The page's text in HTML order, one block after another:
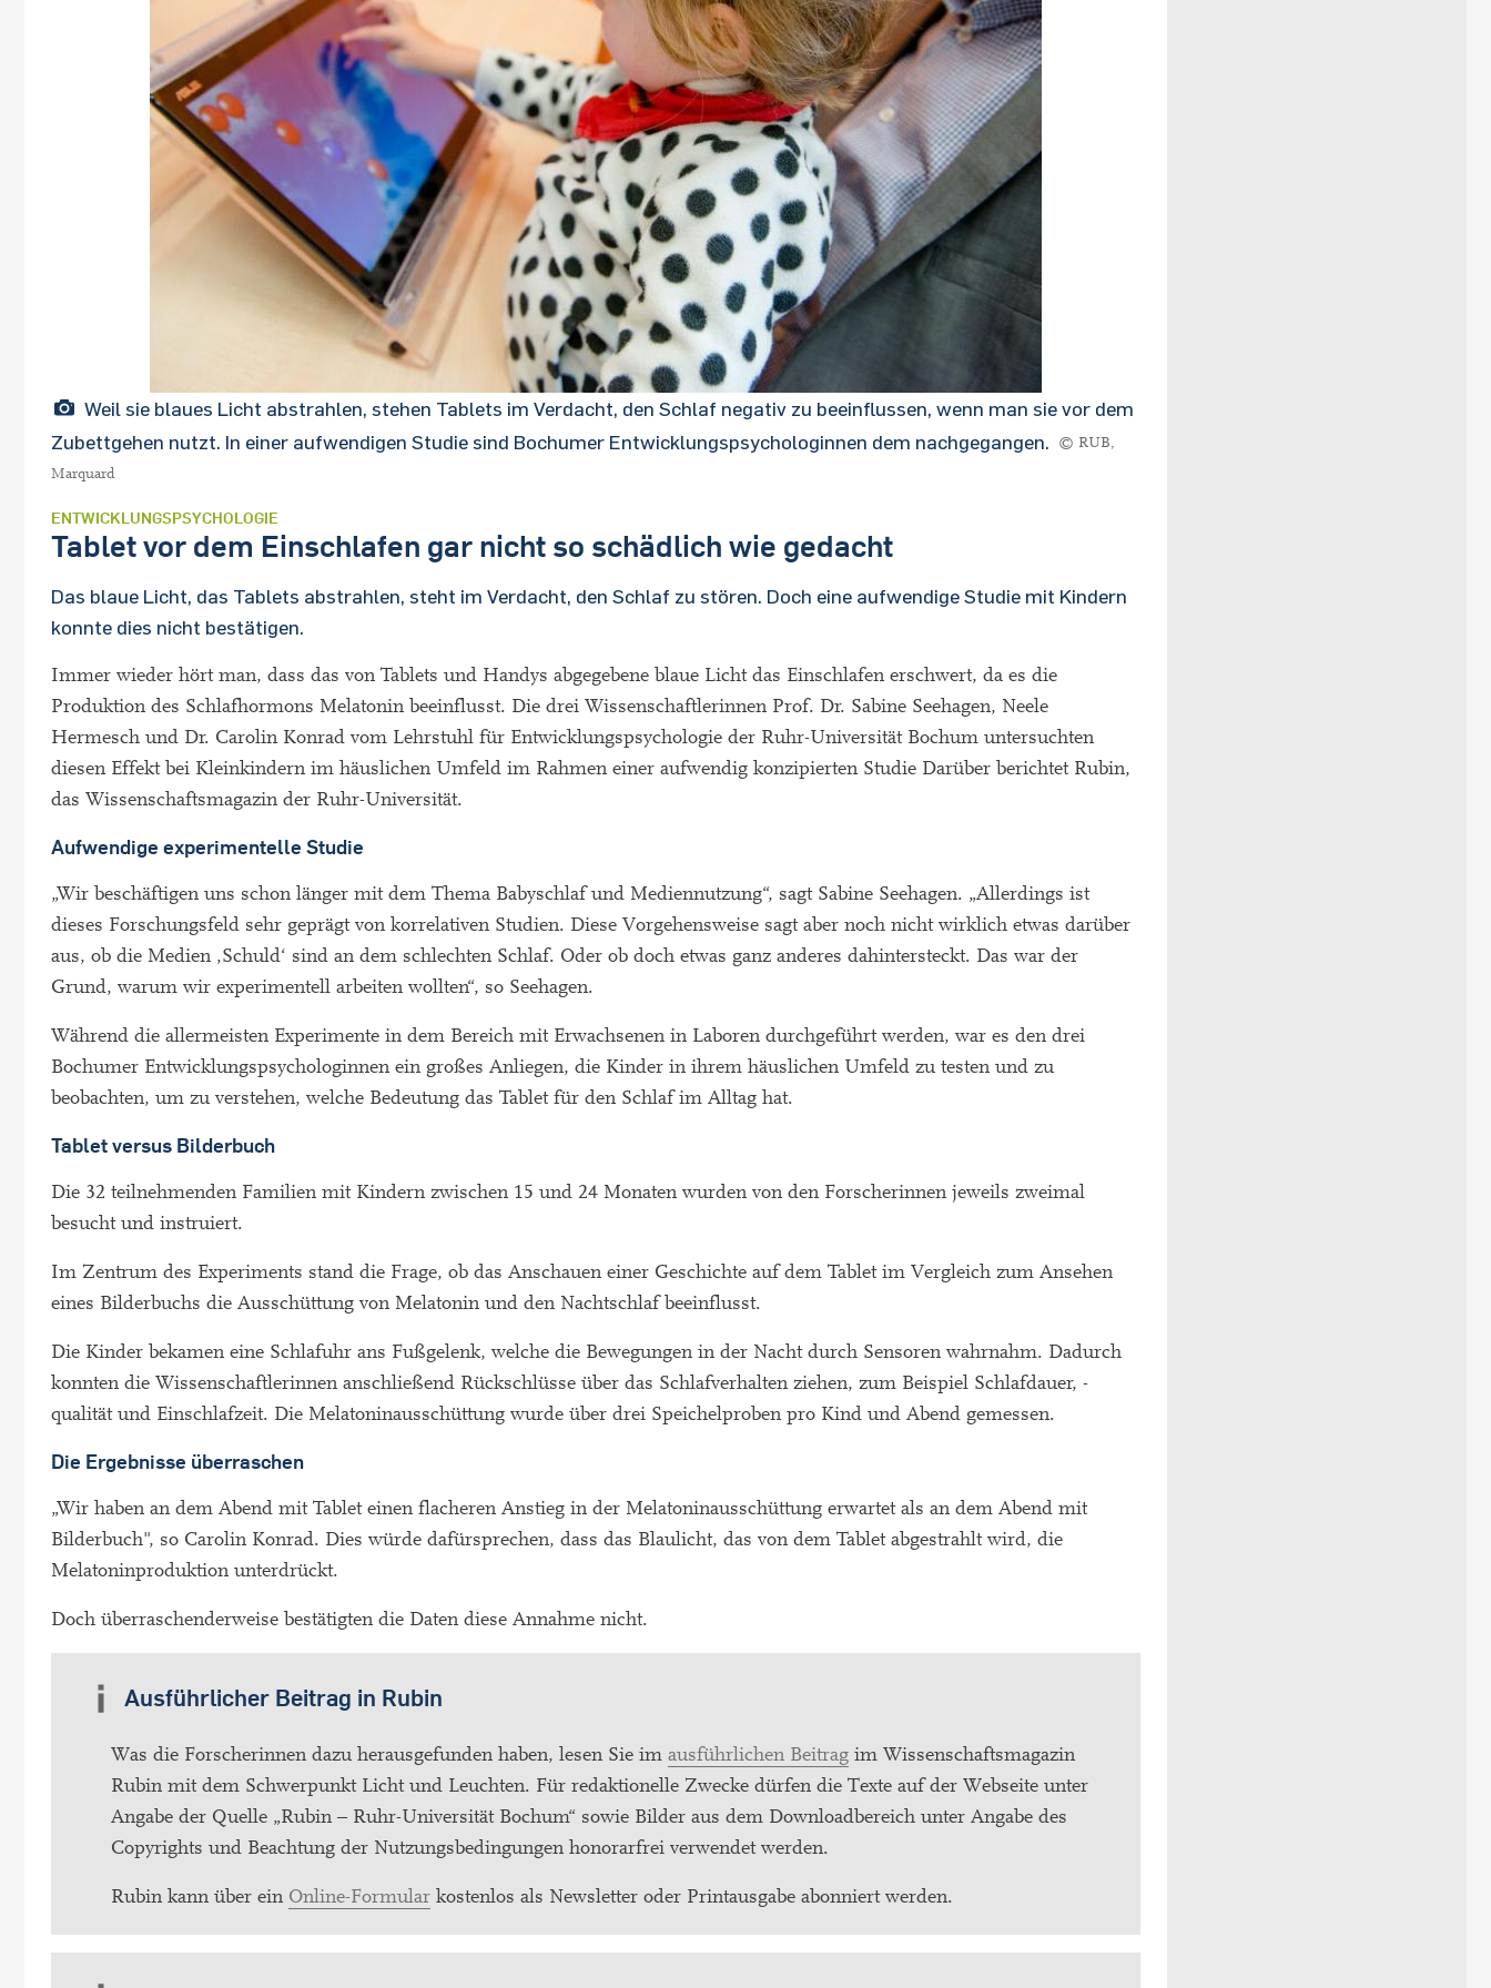
Weil sie blaues Licht abstrahlen, stehen Tablets im Verdacht, den Schlaf negativ zu beeinflussen, wenn man sie vor dem
Zubettgehen nutzt. In einer aufwendigen Studie sind Bochumer Entwicklungspsychologinnen dem nachgegangen.
© RUB,
Marquard
ENTWICKLUNGSPSYCHOLOGIE
Tablet vor dem Einschlafen gar nicht so schädlich wie gedacht
Das blaue Licht, das Tablets abstrahlen, steht im Verdacht, den Schlaf zu stören. Doch eine aufwendige Studie mit Kindern
konnte dies nicht bestätigen.
Immer wieder hört man, dass das von Tablets und Handys abgegebene blaue Licht das Einschlafen erschwert, da es die
Produktion des Schlafhormons Melatonin beeinflusst. Die drei Wissenschaftlerinnen Prof. Dr. Sabine Seehagen, Neele
Hermesch und Dr. Carolin Konrad vom Lehrstuhl für Entwicklungspsychologie der Ruhr-Universität Bochum untersuchten
diesen Effekt bei Kleinkindern im häuslichen Umfeld im Rahmen einer aufwendig konzipierten Studie Darüber berichtet Rubin,
das Wissenschaftsmagazin der Ruhr-Universität.
Aufwendige experimentelle Studie
„Wir beschäftigen uns schon länger mit dem Thema Babyschlaf und Mediennutzung“, sagt Sabine Seehagen. „Allerdings ist
dieses Forschungsfeld sehr geprägt von korrelativen Studien. Diese Vorgehensweise sagt aber noch nicht wirklich etwas darüber
aus, ob die Medien ‚Schuld‘ sind an dem schlechten Schlaf. Oder ob doch etwas ganz anderes dahintersteckt. Das war der
Grund, warum wir experimentell arbeiten wollten“, so Seehagen.
Während die allermeisten Experimente in dem Bereich mit Erwachsenen in Laboren durchgeführt werden, war es den drei
Bochumer Entwicklungspsychologinnen ein großes Anliegen, die Kinder in ihrem häuslichen Umfeld zu testen und zu
beobachten, um zu verstehen, welche Bedeutung das Tablet für den Schlaf im Alltag hat.
Tablet versus Bilderbuch
Die 32 teilnehmenden Familien mit Kindern zwischen 15 und 24 Monaten wurden von den Forscherinnen jeweils zweimal
besucht und instruiert.
Im Zentrum des Experiments stand die Frage, ob das Anschauen einer Geschichte auf dem Tablet im Vergleich zum Ansehen
eines Bilderbuchs die Ausschüttung von Melatonin und den Nachtschlaf beeinflusst.
Die Kinder bekamen eine Schlafuhr ans Fußgelenk, welche die Bewegungen in der Nacht durch Sensoren wahrnahm. Dadurch
konnten die Wissenschaftlerinnen anschließend Rückschlüsse über das Schlafverhalten ziehen, zum Beispiel Schlafdauer, -
qualität und Einschlafzeit. Die Melatoninausschüttung wurde über drei Speichelproben pro Kind und Abend gemessen.
Die Ergebnisse überraschen
„Wir haben an dem Abend mit Tablet einen flacheren Anstieg in der Melatoninausschüttung erwartet als an dem Abend mit
Bilderbuch", so Carolin Konrad. Dies würde dafürsprechen, dass das Blaulicht, das von dem Tablet abgestrahlt wird, die
Melatoninproduktion unterdrückt.
Doch überraschenderweise bestätigten die Daten diese Annahme nicht.
Ausführlicher Beitrag in Rubin
Was die Forscherinnen dazu herausgefunden haben, lesen Sie im ausführlichen Beitrag im Wissenschaftsmagazin
Rubin mit dem Schwerpunkt Licht und Leuchten. Für redaktionelle Zwecke dürfen die Texte auf der Webseite unter
Angabe der Quelle „Rubin – Ruhr-Universität Bochum“ sowie Bilder aus dem Downloadbereich unter Angabe des
Copyrights und Beachtung der Nutzungsbedingungen honorarfrei verwendet werden.
Rubin kann über ein Online-Formular kostenlos als Newsletter oder Printausgabe abonniert werden.